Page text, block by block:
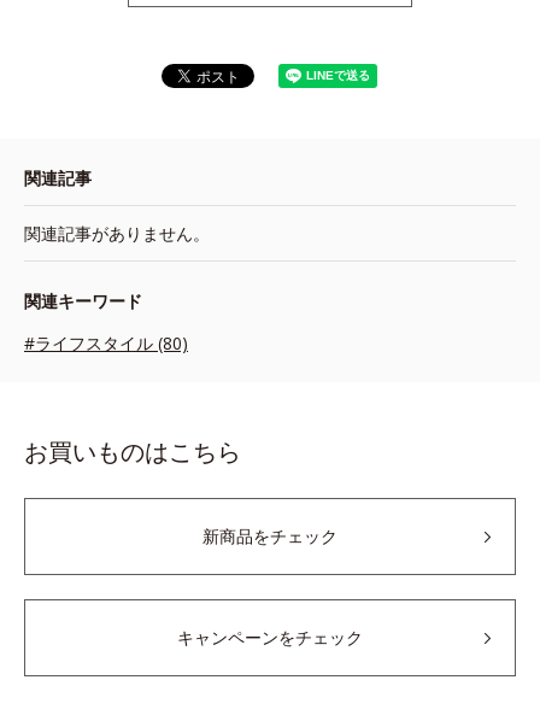
関連記事
関連記事がありません。
関連キーワード
#ライフスタイル (80)
お買いものはこちら
新商品をチェック
キャンペーンをチェック